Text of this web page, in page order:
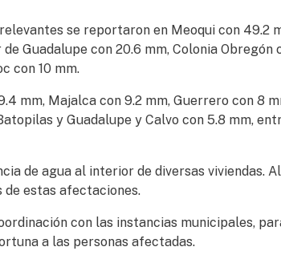
se reportaron en Meoqui con 49.2
Guadalupe con 20.6 mm, Colonia Obregón
con 10 mm.
mm, Majalca con 9.2 mm, Guerrero con 8
y Guadalupe y Calvo con 5.8 mm,
de agua al interior de diversas viviendas.
de estas afectaciones.
con las instancias municipales,
a las personas afectadas.